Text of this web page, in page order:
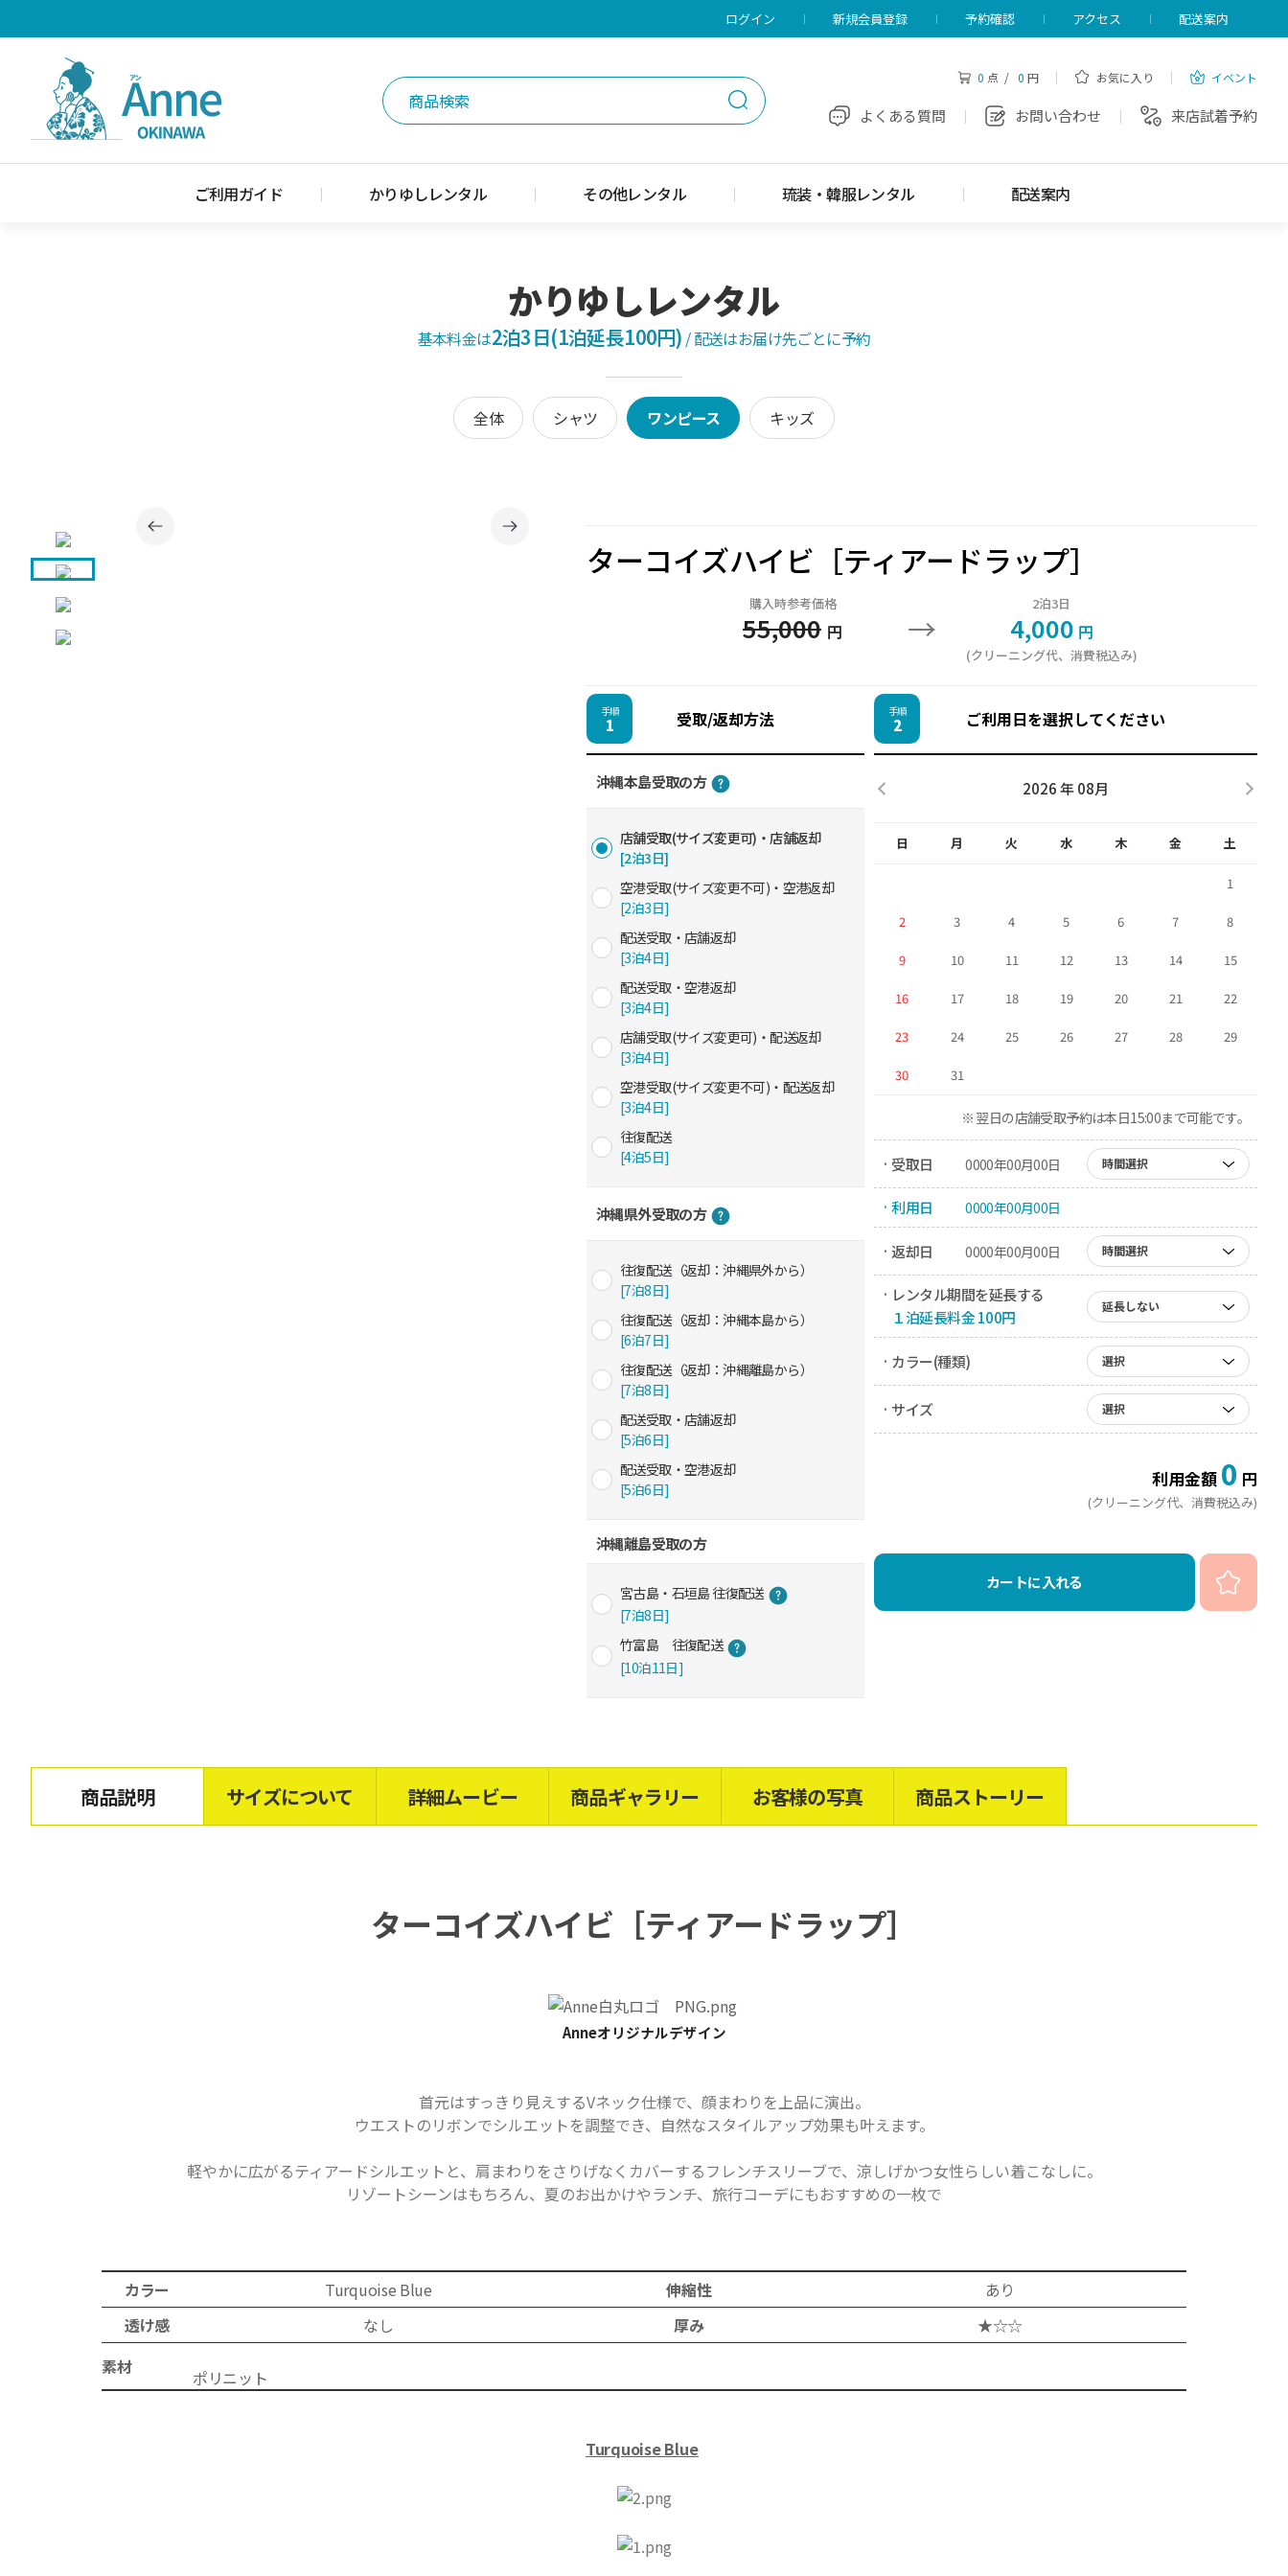
ログイン 新規会員登録 予約確認 アクセス 配送案内
0 点 / 0 円 お気に入り イベント
よくある質問 お問い合わせ 来店試着予約
ご利用ガイド かりゆしレンタル その他レンタル 琉装・韓服レンタル 配送案内
かりゆしレンタル
基本料金は2泊3日(1泊延長100円) /配送はお届け先ごとに予約
全体 シャツ ワンピース キッズ
ターコイズハイビ［ティアードラップ］
購入時参考価格
55,000 円 →
2泊3日
4,000 円
(クリーニング代、消費税込み)
手順
1 受取/返却方法
沖縄本島受取の方
店舗受取(サイズ変更可)・店舗返却
[2泊3日]
空港受取(サイズ変更不可)・空港返却
[2泊3日]
配送受取・店舗返却
[3泊4日]
配送受取・空港返却
[3泊4日]
店舗受取(サイズ変更可)・配送返却
[3泊4日]
空港受取(サイズ変更不可)・配送返却
[3泊4日]
往復配送
[4泊5日]
沖縄県外受取の方
往復配送（返却：沖縄県外から）
[7泊8日]
往復配送（返却：沖縄本島から）
[6泊7日]
往復配送（返却：沖縄離島から）
[7泊8日]
配送受取・店舗返却
[5泊6日]
配送受取・空港返却
[5泊6日]
沖縄離島受取の方
宮古島・石垣島 往復配送
[7泊8日]
竹富島 往復配送
[10泊11日]
手順
2 ご利用日を選択してください
2026 年 08月
日 月 火 水 木 金 土
1
2 3 4 5 6 7 8
9 10 11 12 13 14 15
16 17 18 19 20 21 22
23 24 25 26 27 28 29
30 31
※ 翌日の店舗受取予約は本日15:00まで可能です。
· 受取日 0000年00月00日 時間選択
· 利用日 0000年00月00日
· 返却日 0000年00月00日 時間選択
· レンタル期間を延長する
１泊延長料金 100円
延長しない
· カラー(種類) 選択
· サイズ 選択
利用金額 0 円
(クリーニング代、消費税込み)
カートに入れる
商品説明 サイズについて 詳細ムービー 商品ギャラリー お客様の写真 商品ストーリー
ターコイズハイビ［ティアードラップ］
Anneオリジナルデザイン
首元はすっきり見えするVネック仕様で、顔まわりを上品に演出。
ウエストのリボンでシルエットを調整でき、自然なスタイルアップ効果も叶えます。
軽やかに広がるティアードシルエットと、肩まわりをさりげなくカバーするフレンチスリーブで、涼しげかつ女性らしい着こなしに。
リゾートシーンはもちろん、夏のお出かけやランチ、旅行コーデにもおすすめの一枚で
カラー Turquoise Blue 伸縮性
あり
透け感
なし 厚み
★☆☆
素材 ポリニット
TurquoiseBlue